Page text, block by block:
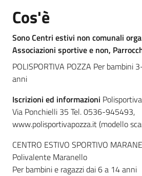
Informazioni
locali
Newsletter
Cos'è
Sono Centri estivi non comunali
Associazioni sportive e non,
POLISPORTIVA POZZA Per bambini
anni
Iscrizioni ed informazioni
Via Ponchielli 35 Tel. 0536-945493,
www.polisportivapozza.it (modello
CENTRO ESTIVO SPORTIVO
Polivalente Maranello
Per bambini e ragazzi dai 6 a 14 anni